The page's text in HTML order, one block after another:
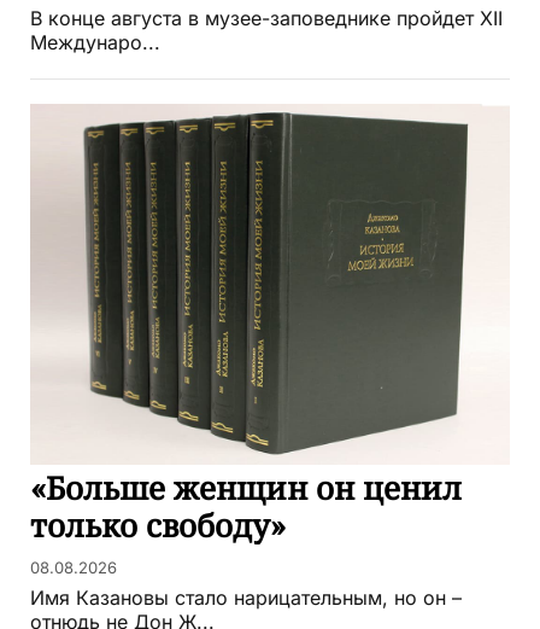
В конце августа в музее-заповеднике пройдет XII
Междунаро...
«Больше женщин он ценил
только свободу»
08.08.2026
Имя Казановы стало нарицательным, но он –
отнюдь не Дон Ж...